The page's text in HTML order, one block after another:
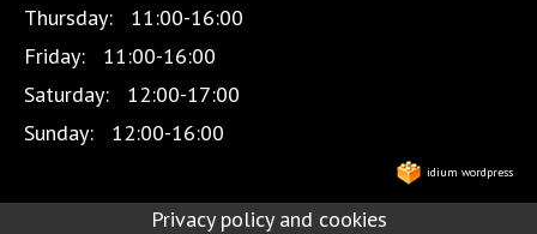
Thursday:
11:00-16:00
Friday:
11:00-16:00
Saturday:
12:00-17:00
Sunday:
12:00-16:00
idium wordpress
Privacy policy and cookies